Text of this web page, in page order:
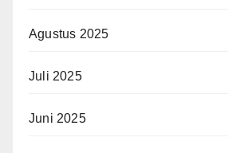
Agustus 2025
Juli 2025
Juni 2025